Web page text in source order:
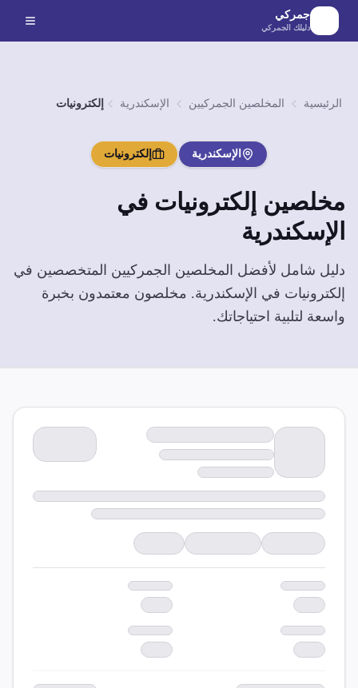
الانتقال إلى المحتوى الرئيسي
جمركي
دليلك الجمركي
الرئيسية المخلصين الجمركيين الإسكندرية إلكترونيات
الإسكندرية إلكترونيات
مخلصين إلكترونيات في
الإسكندرية
دليل شامل لأفضل المخلصين الجمركيين المتخصصين في
إلكترونيات في الإسكندرية. مخلصون معتمدون بخبرة
واسعة لتلبية احتياجاتك.